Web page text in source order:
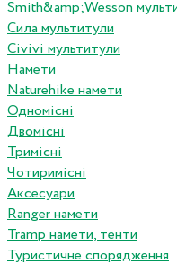
Smith&amp;Wesson
Сила мультитули
Civivi мультитули
Намети
Naturehike намети
Одномісні
Двомісні
Тримісні
Чотиримісні
Аксесуари
Ranger намети
Tramp намети, тенти
Туристичне спорядження